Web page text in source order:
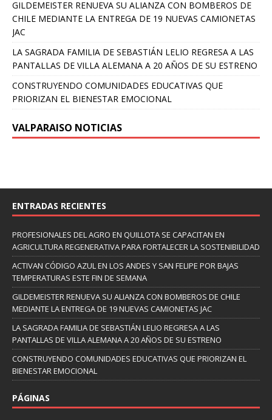
GILDEMEISTER RENUEVA SU ALIANZA CON BOMBEROS DE
CHILE MEDIANTE LA ENTREGA DE 19 NUEVAS CAMIONETAS
JAC
LA SAGRADA FAMILIA DE SEBASTIÁN LELIO REGRESA A LAS
PANTALLAS DE VILLA ALEMANA A 20 AÑOS DE SU ESTRENO
CONSTRUYENDO COMUNIDADES EDUCATIVAS QUE
PRIORIZAN EL BIENESTAR EMOCIONAL
VALPARAISO NOTICIAS
ENTRADAS RECIENTES
PROFESIONALES DEL AGRO EN QUILLOTA SE CAPACITAN EN
AGRICULTURA REGENERATIVA PARA FORTALECER LA SOSTENIBILIDAD
ACTIVAN CÓDIGO AZUL EN LOS ANDES Y SAN FELIPE POR BAJAS
TEMPERATURAS ESTE FIN DE SEMANA
GILDEMEISTER RENUEVA SU ALIANZA CON BOMBEROS DE CHILE
MEDIANTE LA ENTREGA DE 19 NUEVAS CAMIONETAS JAC
LA SAGRADA FAMILIA DE SEBASTIÁN LELIO REGRESA A LAS
PANTALLAS DE VILLA ALEMANA A 20 AÑOS DE SU ESTRENO
CONSTRUYENDO COMUNIDADES EDUCATIVAS QUE PRIORIZAN EL
BIENESTAR EMOCIONAL
PÁGINAS